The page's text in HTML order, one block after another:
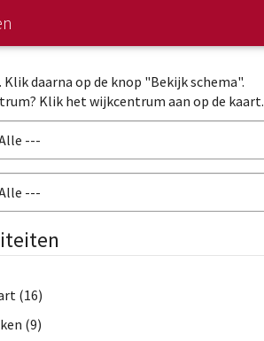
daarna op de knop "Bekijk schema".
Klik het wijkcentrum aan op de kaart.
(16)
(9)